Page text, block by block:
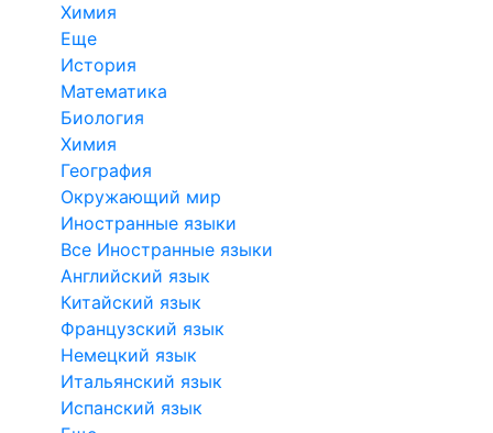
Химия
Еще
История
Математика
Биология
Химия
География
Окружающий мир
Иностранные языки
Все Иностранные языки
Английский язык
Китайский язык
Французский язык
Немецкий язык
Итальянский язык
Испанский язык